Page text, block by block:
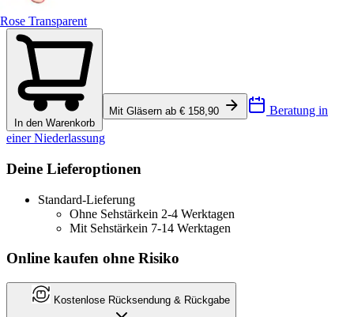
Rose Transparent
In den Warenkorb
Mit Gläsern ab € 158,90 Beratung in
einer Niederlassung
Deine Lieferoptionen
Standard-Lieferung
Ohne Sehstärkein 2-4 Werktagen
Mit Sehstärkein 7-14 Werktagen
Online kaufen ohne Risiko
Kostenlose Rücksendung & Rückgabe